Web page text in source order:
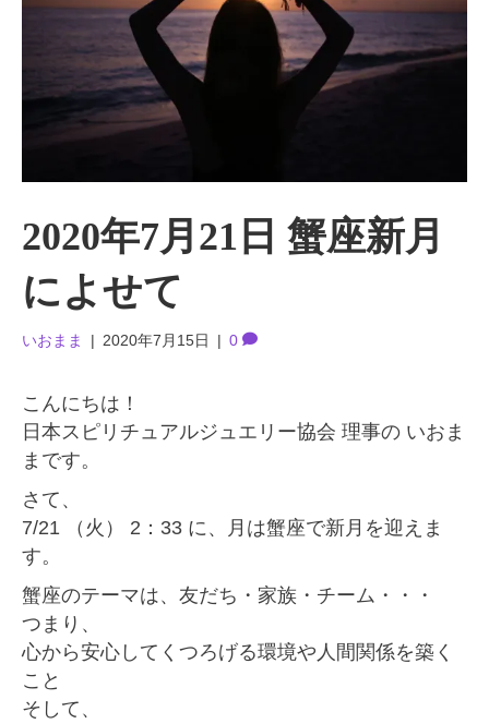
2020年7月21日 蟹座新月
によせて
いおまま | 2020年7月15日 | 0
こんにちは！
日本スピリチュアルジュエリー協会 理事の いおま
まです。
さて、
7/21 （火） 2：33 に、月は蟹座で新月を迎えま
す。
蟹座のテーマは、友だち・家族・チーム・・・
つまり、
心から安心してくつろげる環境や人間関係を築く
こと
そして、